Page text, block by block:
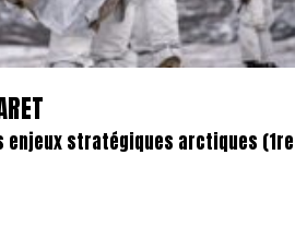
enjeux stratégiques arctiques